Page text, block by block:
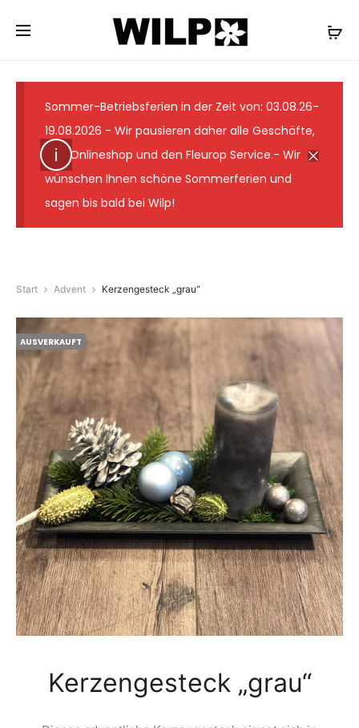
✓ Lieferung wie abgebildet ✓ Floristmeister seit 1931
✓ Günstige Versandkosten ✓ 7-Tage-
Sommer-Betriebsferien in der Zeit von: 03.08.26-
19.08.2026 - Wir pausieren daher alle Geschäfte,
den Onlineshop und den Fleurop Service.- Wir
wünschen Ihnen schöne Sommerferien und
sagen bis bald bei Wilp!
Start Advent Kerzengesteck „grau“
AUSVERKAUFT
Kerzengesteck „grau“